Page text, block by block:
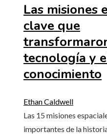
Las misiones
clave que
tecnología y
conocimiento
Ethan Caldwell
Las 15 misiones
importantes de la